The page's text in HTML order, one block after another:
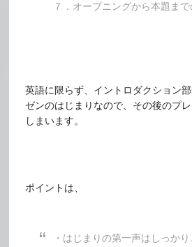
７．オープニングから本題ま
英語に限らず、イントロダクション
ゼンのはじまりなので、その後のプ
しまいます。
ポイントは、
・はじまりの第一声はしっか